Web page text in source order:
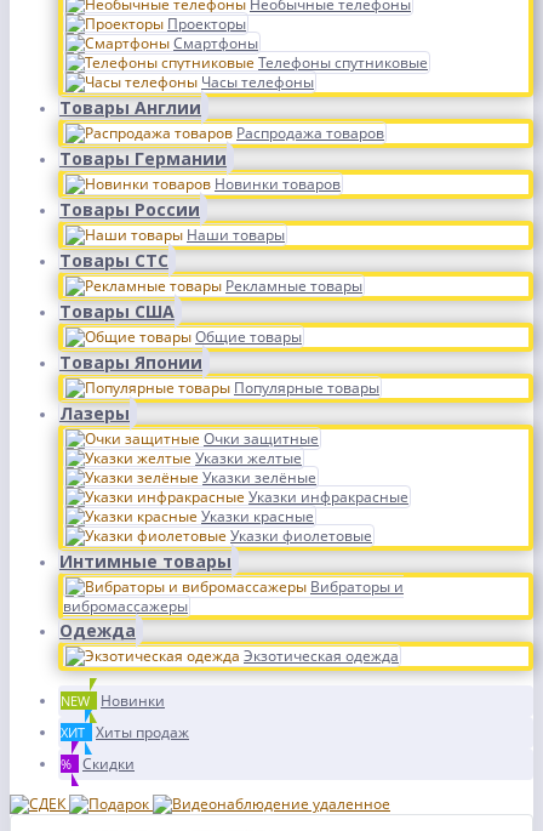
Необычные телефоны
Проекторы
Смартфоны
Телефоны спутниковые
Часы телефоны
Товары Англии
Распродажа товаров
Товары Германии
Новинки товаров
Товары России
Наши товары
Товары СТС
Рекламные товары
Товары США
Общие товары
Товары Японии
Популярные товары
Лазеры
Очки защитные
Указки желтые
Указки зелёные
Указки инфракрасные
Указки красные
Указки фиолетовые
Интимные товары
Вибраторы и
вибромассажеры
Одежда
Экзотическая одежда
NEW Новинки
ХИТ Хиты продаж
% Скидки